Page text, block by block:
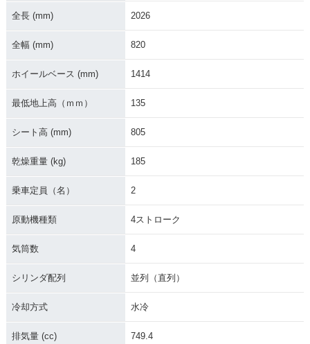
全長 (mm) 2026
全幅 (mm) 820
ホイールベース (mm) 1414
最低地上高（ｍｍ） 135
シート高 (mm) 805
乾燥重量 (kg) 185
乗車定員（名） 2
原動機種類 4ストローク
気筒数 4
シリンダ配列 並列（直列）
冷却方式 水冷
排気量 (cc) 749.4